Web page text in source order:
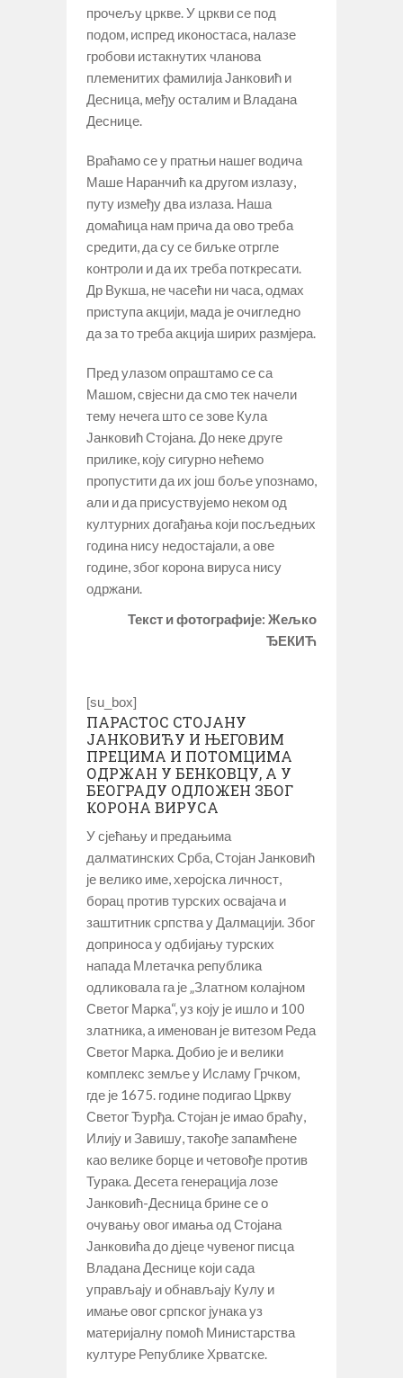
прочељу цркве. У цркви се под
подом, испред иконостаса, налазе
гробови истакнутих чланова
племенитих фамилија Јанковић и
Десница, међу осталим и Владана
Деснице.
Враћамо се у пратњи нашег водича
Маше Наранчић ка другом излазу,
путу између два излаза. Наша
домаћица нам прича да ово треба
средити, да су се биљке отргле
контроли и да их треба поткресати.
Др Вукша, не часећи ни часа, одмах
приступа акцији, мада је очигледно
да за то треба акција ширих размјера.
Пред улазом опраштамо се са
Машом, свјесни да смо тек начели
тему нечега што се зове Кула
Јанковић Стојана. До неке друге
прилике, коју сигурно нећемо
пропустити да их још боље упознамо,
али и да присуствујемо неком од
културних догађања који посљедњих
година нису недостајали, а ове
године, због корона вируса нису
одржани.
Текст и фотографије: Жељко
ЂЕКИЋ
[su_box]
ПАРАСТОС СТОЈАНУ
ЈАНКОВИЋУ И ЊЕГОВИМ
ПРЕЦИМА И ПОТОМЦИМА
ОДРЖАН У БЕНКОВЦУ, А У
БЕОГРАДУ ОДЛОЖЕН ЗБОГ
КОРОНА ВИРУСА
У сјећању и предањима
далматинских Срба, Стојан Јанковић
је велико име, херојска личност,
борац против турских освајача и
заштитник српства у Далмацији. Због
доприноса у одбијању турских
напада Млетачка република
одликовала га је „Златном колајном
Светог Марка“, уз коју је ишло и 100
златника, а именован је витезом Реда
Светог Марка. Добио је и велики
комплекс земље у Исламу Грчком,
где је 1675. године подигао Цркву
Светог Ђурђа. Стојан је имао браћу,
Илију и Завишу, такође запамћене
као велике борце и четовође против
Турака. Десета генерација лозе
Јанковић-Десница брине се о
очувању овог имања од Стојана
Јанковића до дјеце чувеног писца
Владана Деснице који сада
управљају и обнављају Кулу и
имање овог српског јунака уз
материјалну помоћ Министарства
културе Републике Хрватске.